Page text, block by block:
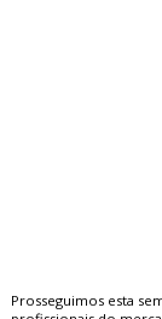
Prosseguimos esta